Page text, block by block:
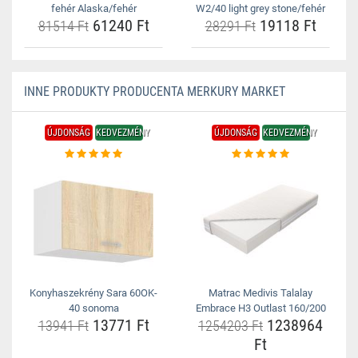
fehér Alaska/fehér
81514 Ft61240 Ft
W2/40 light grey stone/fehér
28291 Ft19118 Ft
INNE PRODUKTY PRODUCENTA MERKURY MARKET
ÚJDONSÁG KEDVEZMÉNY
Konyhaszekrény Sara 60OK-
40 sonoma
13941 Ft13771 Ft
ÚJDONSÁG KEDVEZMÉNY
Matrac Medivis Talalay
Embrace H3 Outlast 160/200
1254203 Ft 1238964
Ft